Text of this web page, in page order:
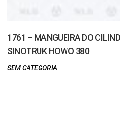
1761 – MANGUEIRA DO
SINOTRUK HOWO 380
SEM CATEGORIA